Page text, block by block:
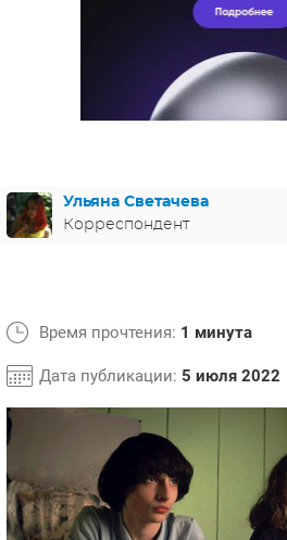
ГЕРМАНИЯ
СПОЙЛЕРЫ ИЗ СЕРИАЛОВ
Ульяна Светачева
Корреспондент
Время прочтения: 1 минута
Дата публикации: 5 июля 2022